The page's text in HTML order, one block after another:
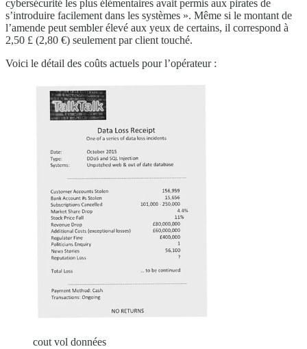
cybersécurité les plus élémentaires avait permis aux pirates de
s’introduire facilement dans les systèmes ». Même si le montant de
l’amende peut sembler élevé aux yeux de certains, il correspond à
2,50 £ (2,80 €) seulement par client touché.
Voici le détail des coûts actuels pour l’opérateur :
cout vol données